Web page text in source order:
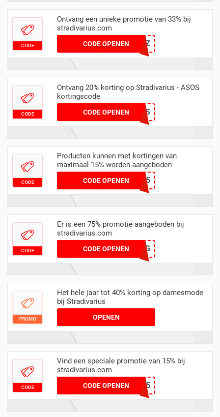
CODE
Ontvang een unieke promotie van 33% bij
stradivarius.com
CODE OPENENDETICZ
CODE
Ontvang 20% korting op Stradivarius - ASOS
kortingscode
CODE OPENENHELLOASOS
CODE
Producten kunnen met kortingen van
maximaal 15% worden aangeboden
CODE OPENEN
NEWARRIVAL15
CODE
Er is een 75% promotie aangeboden bij
stradivarius.com
CODE OPENEN
ETYRUOEYNG
PROMO
Het hele jaar tot 40% korting op damesmode
bij Stradivarius
OPENEN
CODE
Vind een speciale promotie van 15% bij
stradivarius.com
CODE OPENENVIKZVA15